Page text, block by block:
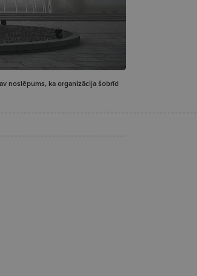
noslēpums, ka organizācija šobrīd